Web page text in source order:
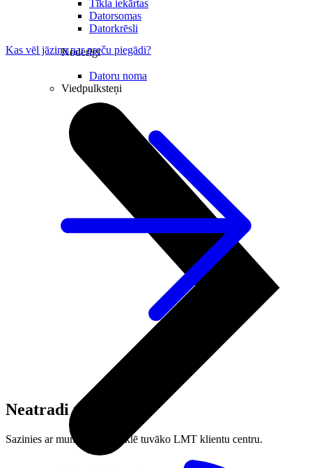
Tīkla iekārtas
Datorsomas
Datorkrēsli
Noderīgi
Datoru noma
Viedpulksteņi
Kas vēl jāzina par preču piegādi?
Neatradi meklēto?
Sazinies ar mums vai apmeklē tuvāko LMT klientu centru.